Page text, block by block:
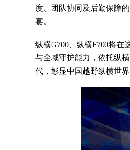
度、团队协同及后勤保障
宴。
纵横G700、纵横F700将
与全域守护能力，依托纵
代，彰显中国越野纵横世